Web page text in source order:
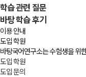
학습 관련 질문
바탕 학습 후기
이용 안내
도입 학원
바탕국어연구소는 수험생을 위
도입 학원
도입 문의